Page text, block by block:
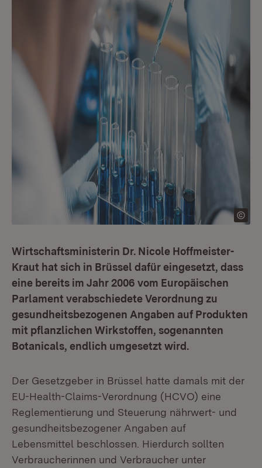
Wirtschaftsministerin Dr. Nicole Hoffmeister-
Kraut hat sich in Brüssel dafür eingesetzt, dass
eine bereits im Jahr 2006 vom Europäischen
Parlament verabschiedete Verordnung zu
gesundheitsbezogenen Angaben auf Produkten
mit pflanzlichen Wirkstoffen, sogenannten
Botanicals, endlich umgesetzt wird.
Der Gesetzgeber in Brüssel hatte damals mit der
EU-Health-Claims-Verordnung (HCVO) eine
Reglementierung und Steuerung nährwert- und
gesundheitsbezogener Angaben auf
Lebensmittel beschlossen. Hierdurch sollten
Verbraucherinnen und Verbraucher unter